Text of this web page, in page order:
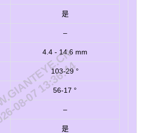
是
–
4.4 - 14.6 mm
103-29 °
56-17 °
–
是
07 13:36:44